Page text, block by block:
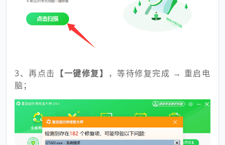
3、再点击 【一键修复】
，等待修复完成 → 重启电
脑；